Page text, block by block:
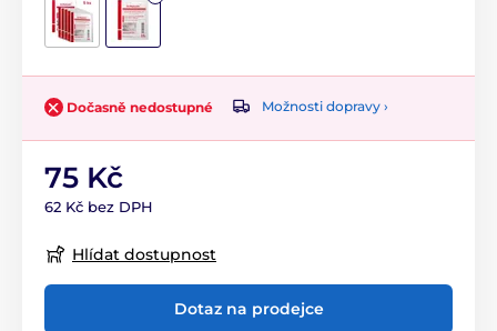
Dočasně nedostupné Možnosti dopravy ›
75 Kč
62 Kč bez DPH
Hlídat dostupnost
Dotaz na prodejce